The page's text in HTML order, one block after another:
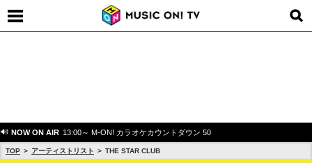
NOW ON AIR 13:00～ M-ON! カラオケカウントダウン 50
TOP アーティストリスト THE STAR CLUB